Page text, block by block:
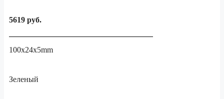
5619 руб.
100x24x5mm
Зеленый